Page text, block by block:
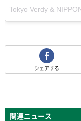
シェアする
関連ニュース